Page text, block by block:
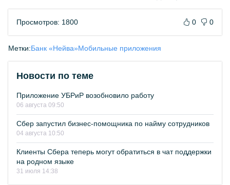
Просмотров: 1800 0 0
Метки:Банк «Нейва»Мобильные приложения
Новости по теме
Приложение УБРиР возобновило работу
06 августа 09:50
Сбер запустил бизнес-помощника по найму сотрудников
04 августа 10:50
Клиенты Сбера теперь могут обратиться в чат поддержки
на родном языке
31 июля 14:38